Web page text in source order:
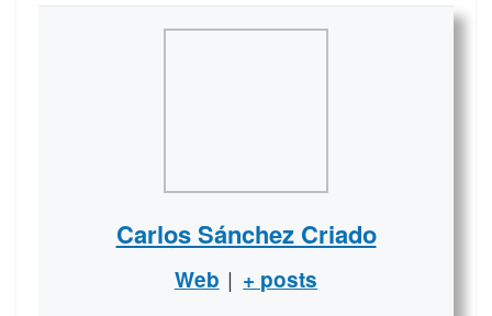
Carlos Sánchez Criado
Web | + posts